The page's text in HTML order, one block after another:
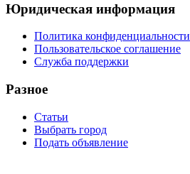
Юридическая информация
Политика конфиденциальности
Пользовательское соглашение
Служба поддержки
Разное
Статьи
Выбрать город
Подать объявление